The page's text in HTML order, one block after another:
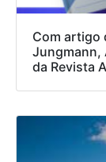
Com artigo
Jungmann,
da Revista